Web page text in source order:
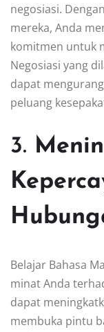
negosiasi.
mereka, Anda
komitmen untuk
Negosiasi yang
dapat
peluang
3.
Belajar Bahasa
minat Anda
dapat
membuka pintu